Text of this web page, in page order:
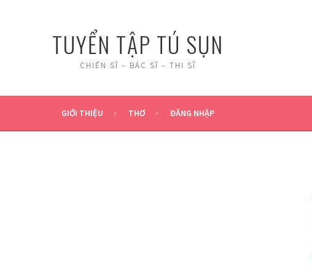
TUYỂN TẬP TÚ SỤN
CHIẾN SĨ – BÁC SĨ – THI SĨ
GIỚI THIỆU THƠ ĐĂNG NHẬP